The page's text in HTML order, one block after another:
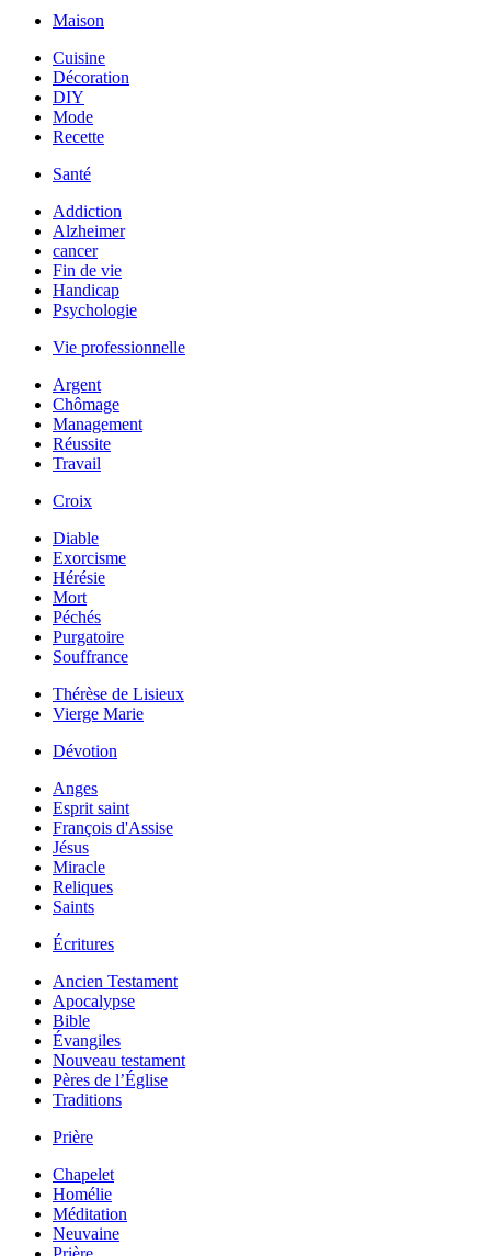
Maison
Cuisine
Décoration
DIY
Mode
Recette
Santé
Addiction
Alzheimer
cancer
Fin de vie
Handicap
Psychologie
Vie professionnelle
Argent
Chômage
Management
Réussite
Travail
Croix
Diable
Exorcisme
Hérésie
Mort
Péchés
Purgatoire
Souffrance
Thérèse de Lisieux
Vierge Marie
Dévotion
Anges
Esprit saint
François d'Assise
Jésus
Miracle
Reliques
Saints
Écritures
Ancien Testament
Apocalypse
Bible
Évangiles
Nouveau testament
Pères de l’Église
Traditions
Prière
Chapelet
Homélie
Méditation
Neuvaine